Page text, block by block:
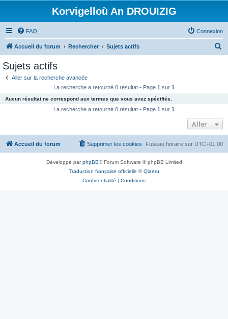
Korvigelloù An DROUIZIG
FAQ Connexion
Accueil du forum Rechercher Sujets actifs
c
e
Sujets actifs
Aller sur la recherche avancée
La recherche a retourné 0 résultat • Page 1 sur 1
Aucun résultat ne correspond aux termes que vous avez spécifiés.
La recherche a retourné 0 résultat • Page 1 sur 1
Aller
Accueil du forum Fuseau horaire sur UTC+01:00
Supprimer les cookies
Développé parphpBB® Forum Software © phpBB Limited
Traduction française officielle ©Qiaeru
Confidentialité | Conditions